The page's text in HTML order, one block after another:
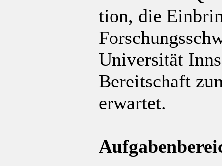
tion, die
Universität
Bereitschaft
erwartet.